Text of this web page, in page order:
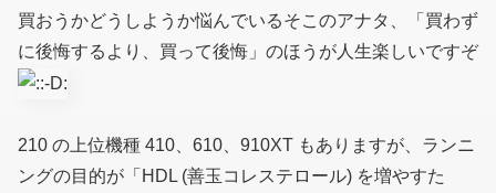
買おうかどうしようか悩んでいるそこのアナタ、「買わず
に後悔するより、買って後悔」のほうが人生楽しいですぞ
210 の上位機種 410、610、910XT もありますが、ランニ
ングの目的が「HDL (善玉コレステロール) を増やすた